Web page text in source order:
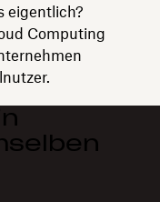
eigentlich?
Computing